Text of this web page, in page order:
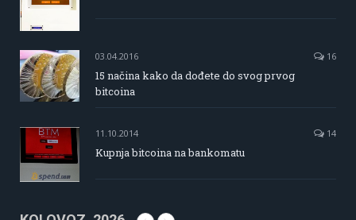
03.04.2016 16
15 načina kako da dođete do svog prvog
bitcoina
11.10.2014 14
Kupnja bitcoina na bankomatu